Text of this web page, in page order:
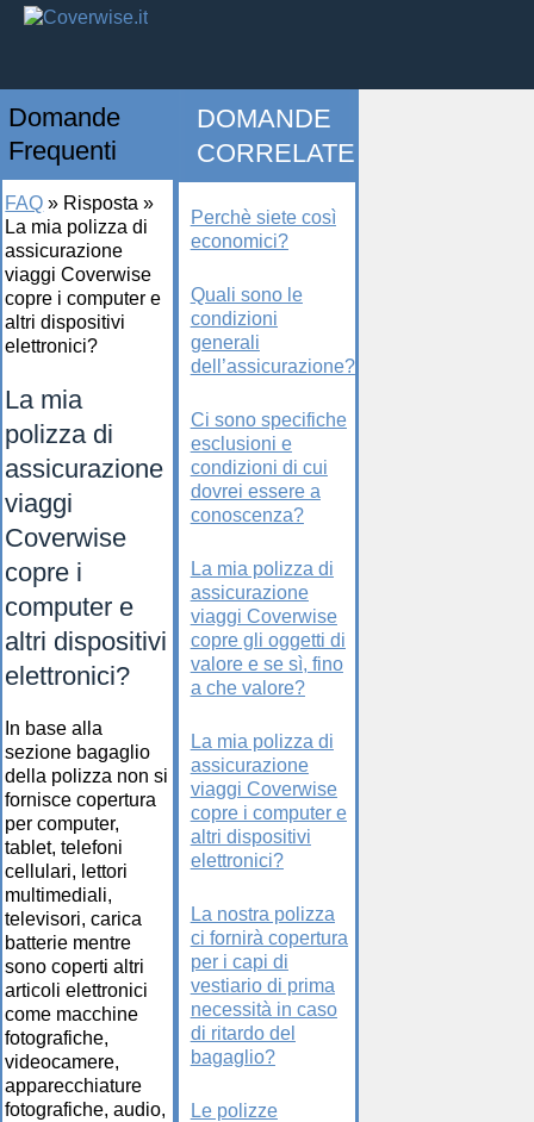
Domande
Frequenti
FAQ » Risposta »
La mia polizza di
assicurazione
viaggi Coverwise
copre i computer e
altri dispositivi
elettronici?
La mia
polizza di
assicurazione
viaggi
Coverwise
copre i
computer e
altri dispositivi
elettronici?
In base alla
sezione bagaglio
della polizza non si
fornisce copertura
per computer,
tablet, telefoni
cellulari, lettori
multimediali,
televisori, carica
batterie mentre
sono coperti altri
articoli elettronici
come macchine
fotografiche,
videocamere,
apparecchiature
fotografiche, audio,
DOMANDE
CORRELATE
Perchè siete così
economici?
Quali sono le
condizioni
generali
dell’assicurazione?
Ci sono specifiche
esclusioni e
condizioni di cui
dovrei essere a
conoscenza?
La mia polizza di
assicurazione
viaggi Coverwise
copre gli oggetti di
valore e se sì, fino
a che valore?
La mia polizza di
assicurazione
viaggi Coverwise
copre i computer e
altri dispositivi
elettronici?
La nostra polizza
ci fornirà copertura
per i capi di
vestiario di prima
necessità in caso
di ritardo del
bagaglio?
Le polizze